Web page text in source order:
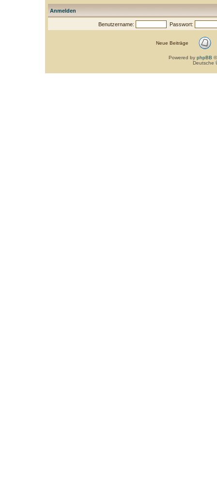
Anmelden
Benutzername: Passwort:
Neue Beiträge
Powered by phpBB
Deutsche